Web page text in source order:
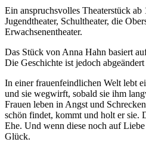
Ein anspruchsvolles Theaterstück ab
Jugendtheater, Schultheater, die
Erwachsenentheater.
Das Stück von Anna Hahn basiert
Die Geschichte ist jedoch
In einer frauenfeindlichen Welt lebt
und sie wegwirft, sobald sie ihm
Frauen leben in Angst und
schön findet, kommt und holt er sie.
Ehe. Und wenn diese noch auf
Glück.